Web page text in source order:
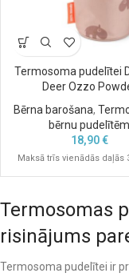
Termosoma pudelītei
Deer Ozzo
Bērna barošana,
bērnu pudelītēm
18,90€
Maksā trīs vienādās daļās
Termosomas
risinājums
Termosoma pudelītei ir